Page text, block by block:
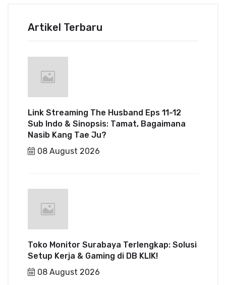
Artikel Terbaru
Link Streaming The Husband Eps 11-12
Sub Indo & Sinopsis: Tamat, Bagaimana
Nasib Kang Tae Ju?
08 August 2026
Toko Monitor Surabaya Terlengkap: Solusi
Setup Kerja & Gaming di DB KLIK!
08 August 2026